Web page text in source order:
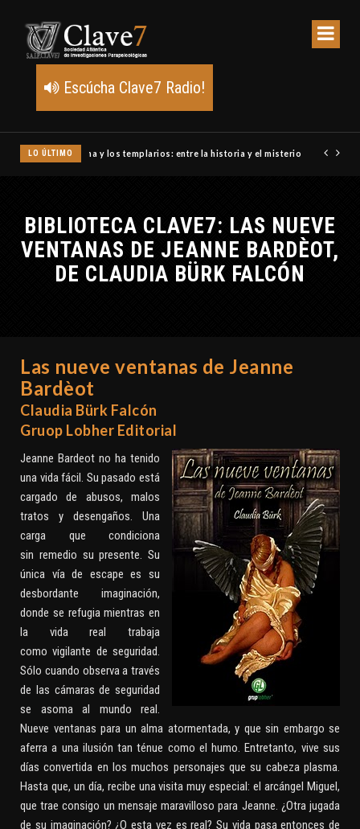
Escúcha Clave7 Radio!
LO ÚLTIMO Un meteoro explota sobre Estados Unidos y abre la pista
BIBLIOTECA CLAVE7: LAS NUEVE
VENTANAS DE JEANNE BARDÈOT,
DE CLAUDIA BÜRK FALCÓN
Las nueve ventanas de Jeanne
Bardèot
Claudia Bürk Falcón
Gruop Lobher Editorial
Jeanne Bardeot no ha tenido
una vida fácil. Su pasado está
cargado de abusos, malos
tratos y desengaños. Una
carga que condiciona
sin remedio su presente. Su
única vía de escape es su
desbordante imaginación,
donde se refugia mientras en
la vida real trabaja
como vigilante de seguridad.
Sólo cuando observa a través
de las cámaras de seguridad
se asoma al mundo real.
Nueve ventanas para un alma atormentada, y que sin embargo se
aferra a una ilusión tan ténue como el humo. Entretanto, vive sus
días convertida en los muchos personajes que su cabeza plasma.
Hasta que, un día, recibe una visita muy especial: el arcángel Miguel,
que trae consigo un mensaje maravilloso para Jeanne. ¿Otra jugada
de su imaginación? ¿O esta vez es real? Su vida pasa entonces de